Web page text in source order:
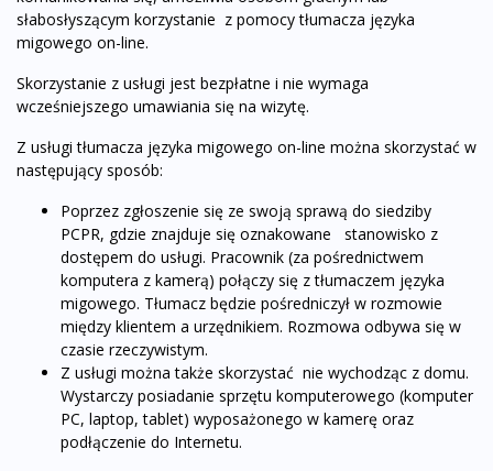
słabosłyszącym korzystanie z pomocy tłumacza języka
migowego on-line.
Skorzystanie z usługi jest bezpłatne i nie wymaga
wcześniejszego umawiania się na wizytę.
Z usługi tłumacza języka migowego on-line można skorzystać w
następujący sposób:
Poprzez zgłoszenie się ze swoją sprawą do siedziby
PCPR, gdzie znajduje się oznakowane stanowisko z
dostępem do usługi. Pracownik (za pośrednictwem
komputera z kamerą) połączy się z tłumaczem języka
migowego. Tłumacz będzie pośredniczył w rozmowie
między klientem a urzędnikiem. Rozmowa odbywa się w
czasie rzeczywistym.
Z usługi można także skorzystać nie wychodząc z domu.
Wystarczy posiadanie sprzętu komputerowego (komputer
PC, laptop, tablet) wyposażonego w kamerę oraz
podłączenie do Internetu.